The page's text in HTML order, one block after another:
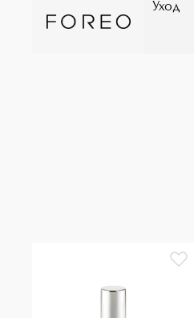
Фиолетовый дает
также возвращает
Уход